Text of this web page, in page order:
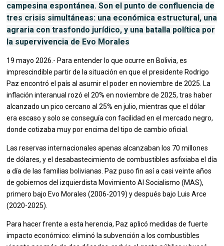
campesina espontánea. Son el punto de confluencia de
tres crisis simultáneas: una económica estructural, una
agraria con trasfondo jurídico, y una batalla política por
la supervivencia de Evo Morales
19 mayo 2026.- Para entender lo que ocurre en Bolivia, es
imprescindible partir de la situación en que el presidente Rodrigo
Paz encontró el país al asumir el poder en noviembre de 2025. La
inflación interanual rozó el 20% en noviembre de 2025, tras haber
alcanzado un pico cercano al 25% en julio, mientras que el dólar
era escaso y solo se conseguía con facilidad en el mercado negro,
donde cotizaba muy por encima del tipo de cambio oficial.
Las reservas internacionales apenas alcanzaban los 70 millones
de dólares, y el desabastecimiento de combustibles asfixiaba el día
a día de las familias bolivianas. Paz puso fin así a casi veinte años
de gobiernos del izquierdista Movimiento Al Socialismo (MAS),
primero bajo Evo Morales (2006-2019) y después bajo Luis Arce
(2020-2025).
Para hacer frente a esta herencia, Paz aplicó medidas de fuerte
impacto económico: eliminó la subvención a los combustibles